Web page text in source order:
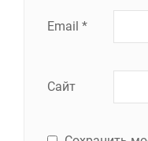
Email *
Сайт